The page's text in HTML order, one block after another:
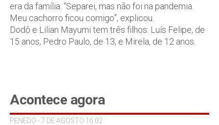
era da família. “Separei, mas não foi na pandemia.
Meu cachorro ficou comigo”, explicou.
Dodô e Lilian Mayumi tem três filhos: Luís Felipe, de
15 anos, Pedro Paulo, de 13, e Mirela, de 12 anos.
Acontece agora
PENEDO - 7 DE AGOSTO 16:02